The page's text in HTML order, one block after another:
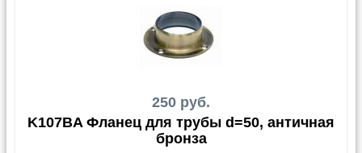
250 руб.
K107BA Фланец для трубы d=50, античная
бронза